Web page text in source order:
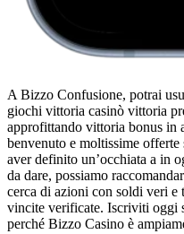
A Bizzo Confusione, potrai
giochi vittoria casinò vittoria
approfittando vittoria bonus in
benvenuto e moltissime
aver definito un’occhiata a in
da dare, possiamo
cerca di azioni con soldi veri e
vincite verificate. Iscriviti oggi
perché Bizzo Casino è